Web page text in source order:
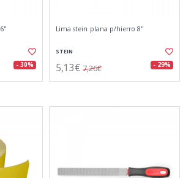
- 30%
Lima stein plana p/hierro 8"
STEIN
5,13€ 7,26€ - 29%